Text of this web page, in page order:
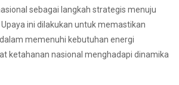
sebagai langkah strategis menuju
ini dilakukan untuk memastikan
memenuhi kebutuhan energi
ketahanan nasional menghadapi dinamika